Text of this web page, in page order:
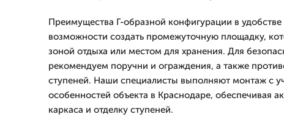
Преимущества Г-образной конфигурации в удобстве
возможности создать промежуточную площадку,
зоной отдыха или местом для хранения. Для
рекомендуем поручни и ограждения, а также
ступеней. Наши специалисты выполняют монтаж с
особенностей объекта в Краснодаре, обеспечивая
каркаса и отделку ступеней.